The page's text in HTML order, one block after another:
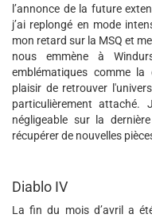
l’annonce de la future
j’ai replongé en mode
mon retard sur la MSQ et
nous emmène à
emblématiques comme
plaisir de retrouver
particulièrement attaché.
négligeable sur la
récupérer de nouvelles
Diablo IV
La fin du mois d’avril a